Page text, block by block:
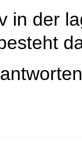
in der